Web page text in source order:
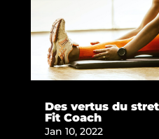
Des vertus du
Fit Coach
Jan 10, 2022